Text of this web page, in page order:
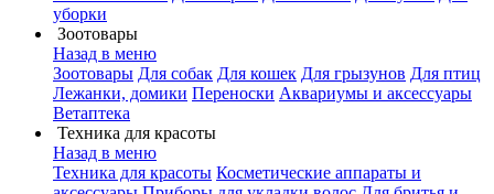
уборки
Зоотовары
Назад в меню
Зоотовары Для собак Для кошек Для грызунов Для птиц
Лежанки, домики Переноски Аквариумы и аксессуары
Ветаптека
Техника для красоты
Назад в меню
Техника для красоты Косметические аппараты и